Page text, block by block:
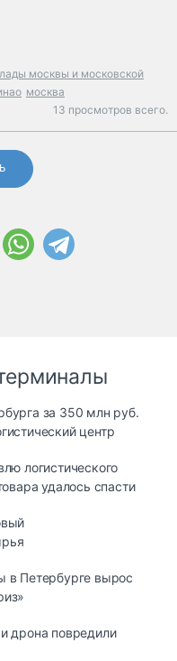
москвы и московской
москва
13 просмотров всего.
за 350 млн руб.
центр
логистического
удалось спасти
в Петербурге вырос
дрона повредили